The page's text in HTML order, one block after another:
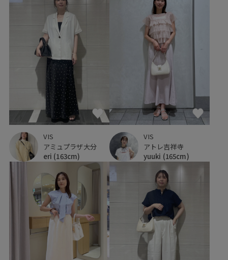
VIS
アミュプラザ大分
eri (163cm)
VIS
アトレ吉祥寺
yuuki (165cm)